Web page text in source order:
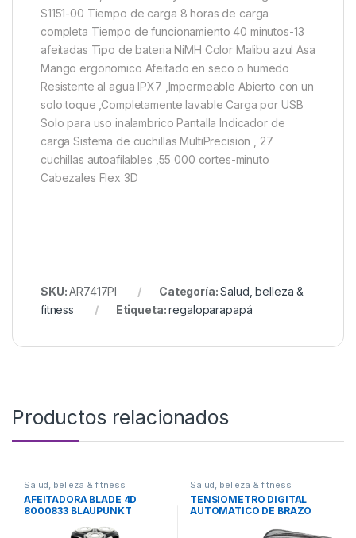
S1151-00 Tiempo de carga 8 horas de carga
completa Tiempo de funcionamiento 40 minutos-13
afeitadas Tipo de bateria NiMH Color Malibu azul Asa
Mango ergonomico Afeitado en seco o humedo
Resistente al agua IPX7 ,Impermeable Abierto con un
solo toque ,Completamente lavable Carga por USB
Solo para uso inalambrico Pantalla Indicador de
carga Sistema de cuchillas MultiPrecision , 27
cuchillas autoafilables ,55 000 cortes-minuto
Cabezales Flex 3D
SKU:AR7417PI Categoría:Salud, belleza &
fitness
Etiqueta:regaloparapapá
Productos relacionados
Salud, belleza & fitness
AFEITADORA BLADE 4D
8000833 BLAUPUNKT
Salud, belleza & fitness
TENSIOMETRO DIGITAL
AUTOMATICO DE BRAZO